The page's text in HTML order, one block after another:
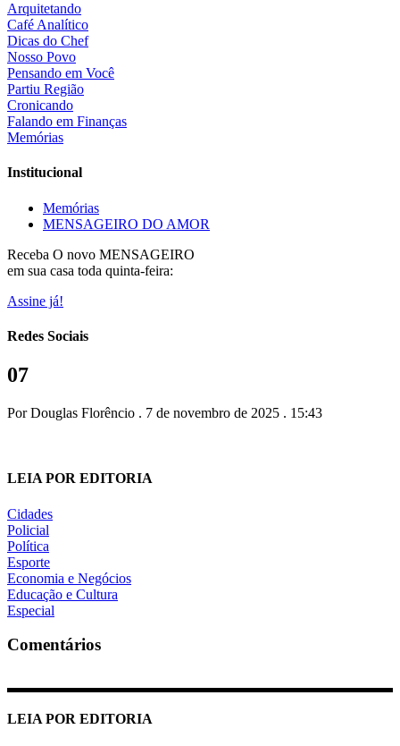
Arquitetando
Café Analítico
Dicas do Chef
Nosso Povo
Pensando em Você
Partiu Região
Cronicando
Falando em Finanças
Memórias
Institucional
Memórias
MENSAGEIRO DO AMOR
Receba O novo MENSAGEIRO
em sua casa toda quinta-feira:
Assine já!
Redes Sociais
07
Por Douglas Florêncio . 7 de novembro de 2025 . 15:43
LEIA POR EDITORIA
Cidades
Policial
Política
Esporte
Economia e Negócios
Educação e Cultura
Especial
Comentários
LEIA POR EDITORIA